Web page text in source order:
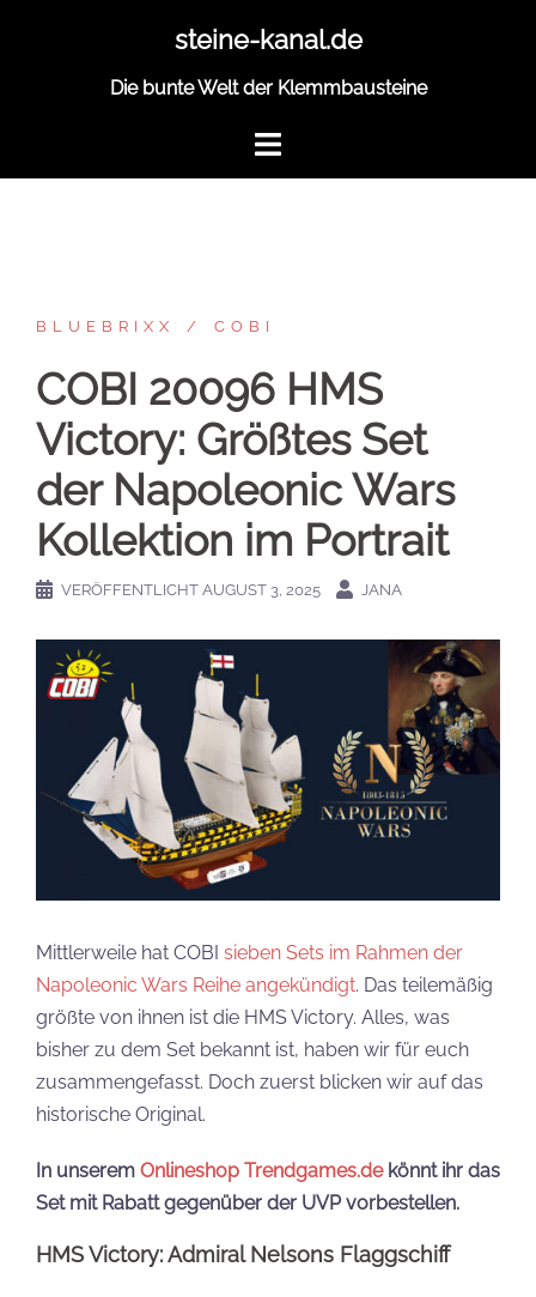
steine-kanal.de
Die bunte Welt der Klemmbausteine
BLUEBRIXX COBI
COBI 20096 HMS
Victory: Größtes Set
der Napoleonic Wars
Kollektion im Portrait
VERÖFFENTLICHT AUGUST 3, 2025 JANA
Mittlerweile hat COBI sieben Sets im Rahmen der
Napoleonic Wars Reihe angekündigt. Das teilemäßig
größte von ihnen ist die HMS Victory. Alles, was
bisher zu dem Set bekannt ist, haben wir für euch
zusammengefasst. Doch zuerst blicken wir auf das
historische Original.
In unserem Onlineshop Trendgames.dekönnt ihr das
Set mit Rabatt gegenüber der UVP vorbestellen.
HMS Victory: Admiral Nelsons Flaggschiff